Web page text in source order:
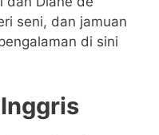
seni, dan jamuan
di sini